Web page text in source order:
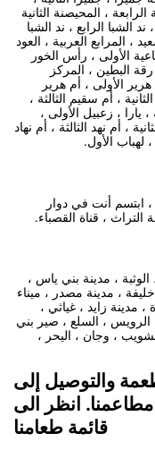
، المحيصنة الثانية
الشبا الرابع ، ند الشبا
، المرابع العربية ، العود
الأولى ، رأس الخور
رقة البطين ، المركز
، أم الشيف ، أم هرير الأولى ، أم هرير
، أم سقيم الثالثة ،
يارا ، زعبيل الأولى ،
، أم نهد الثالثة ، أم نهاد
لهباب الأول.
ابتسم أنت في دوار
، قناة القصباء.
الوثبة ، مدينة بني ياس ،
، مدينة مصدر ، ميناء
مدينة زايد ، غياثي ،
الرويس ، السلع ، صير بني
، وجان ، اليحر ،
والتوصيل إلى
انظر الى
قائمة طعامنا